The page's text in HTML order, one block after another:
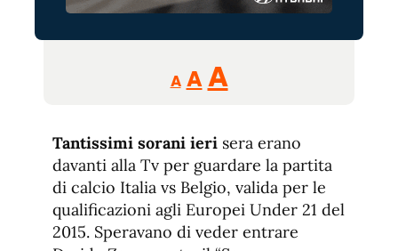
A
Reducir
tamaño
A Restablecer
de
fuente
AAumentar
de
fuente.
Tantissimi sorani ieri sera erano
davanti alla Tv per guardare la partita
di calcio Italia vs Belgio, valida per le
qualificazioni agli Europei Under 21 del
2015. Speravano di veder entrare